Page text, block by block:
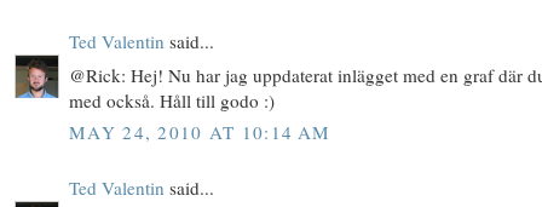
Ted Valentin said...
@Rick: Hej! Nu har jag uppdaterat inlägget med en graf där
med också. Håll till godo :)
MAY 24, 2010 AT 10:14 AM
Ted Valentin said...